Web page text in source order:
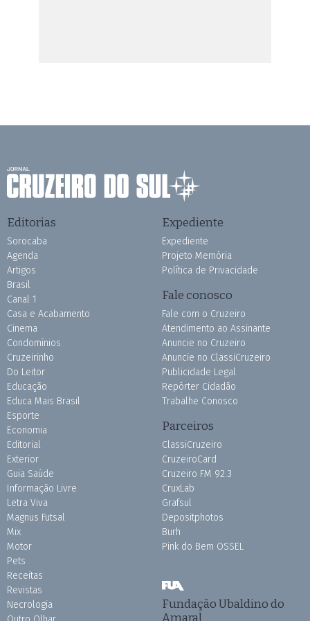
Editorias
Sorocaba
Agenda
Artigos
Brasil
Canal 1
Casa e Acabamento
Cinema
Condomínios
Cruzeirinho
Do Leitor
Educação
Educa Mais Brasil
Esporte
Economia
Editorial
Exterior
Guia Saúde
Informação Livre
Letra Viva
Magnus Futsal
Mix
Motor
Pets
Receitas
Revistas
Necrologia
Expediente
Expediente
Projeto Memória
Política de Privacidade
Fale conosco
Fale com o Cruzeiro
Atendimento ao Assinante
Anuncie no Cruzeiro
Anuncie no ClassiCruzeiro
Publicidade Legal
Repórter Cidadão
Trabalhe Conosco
Parceiros
ClassiCruzeiro
CruzeiroCard
Cruzeiro FM 92.3
CruxLab
Grafsul
Depositphotos
Burh
Pink do Bem OSSEL
Fundação Ubaldino do
Amaral